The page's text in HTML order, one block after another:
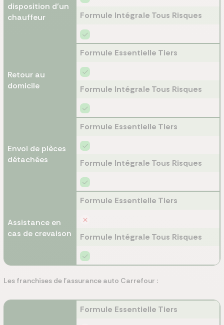
disposition d’un
chauffeur
Formule Intégrale Tous Risques
Retour au
domicile
Formule Essentielle Tiers
Formule Intégrale Tous Risques
Envoi de pièces
détachées
Formule Essentielle Tiers
Formule Intégrale Tous Risques
Assistance en
cas de crevaison
Formule Essentielle Tiers
Formule Intégrale Tous Risques
Les franchises de l'assurance auto Carrefour :
Formule Essentielle Tiers